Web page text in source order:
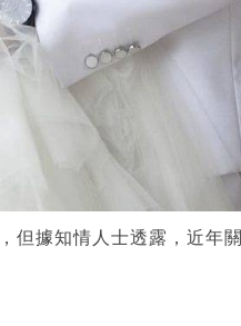
但據知情人士透露，近年